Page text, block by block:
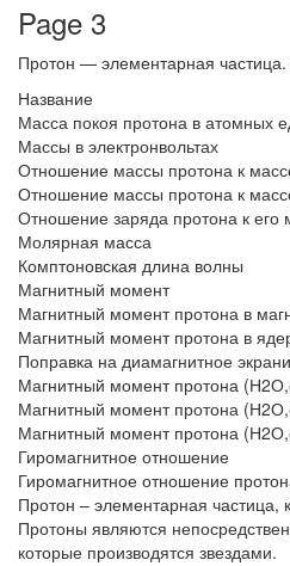
Page 3
Протон — элементарная частица.
Название
Масса покоя протона в атомных
Массы в электронвольтах
Отношение массы протона к
Отношение массы протона к
Отношение заряда протона к его
Молярная масса
Комптоновская длина волны
Магнитный момент
Магнитный момент протона в
Магнитный момент протона в
Поправка на диамагнитное
Магнитный момент протона
Магнитный момент протона
Магнитный момент протона
Гиромагнитное отношение
Гиромагнитное отношение
Протон – элементарная частица,
Протоны являются
которые производятся звездами.